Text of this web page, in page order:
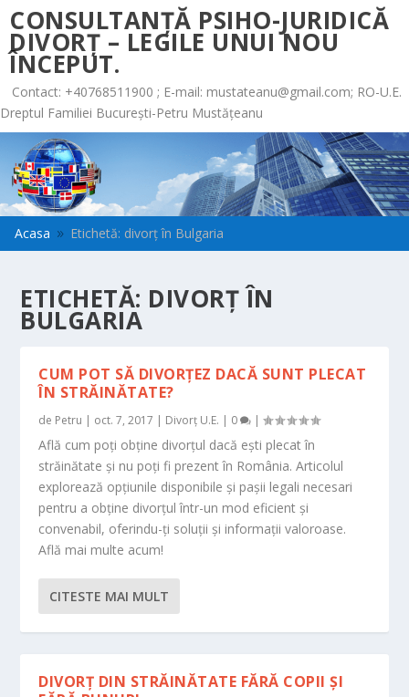
CONSULTANȚĂ PSIHO-JURIDICĂ
DIVORȚ – LEGILE UNUI NOU
ÎNCEPUT.
Contact: +40768511900 ; E-mail: mustateanu@gmail.com; RO-U.E.
Dreptul Familiei București-Petru Mustățeanu
Acasa 9 Etichetă: divorț în Bulgaria
ETICHETĂ: DIVORȚ ÎN
BULGARIA
CUM POT SĂ DIVORȚEZ DACĂ SUNT PLECAT
ÎN STRĂINĂTATE?
de Petru | oct. 7, 2017 | Divorț U.E. | 0 |
Află cum poți obține divorțul dacă ești plecat în
străinătate și nu poți fi prezent în România. Articolul
explorează opțiunile disponibile și pașii legali necesari
pentru a obține divorțul într-un mod eficient și
convenabil, oferindu-ți soluții și informații valoroase.
Află mai multe acum!
CITESTE MAI MULT
DIVORȚ DIN STRĂINĂTATE FĂRĂ COPII ȘI